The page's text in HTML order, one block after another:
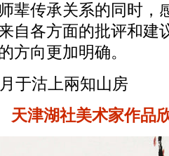
辈传承关系的同时，
自各方面的批评和建
方向更加明确。
于沽上兩知山房
天津湖社美术家作品